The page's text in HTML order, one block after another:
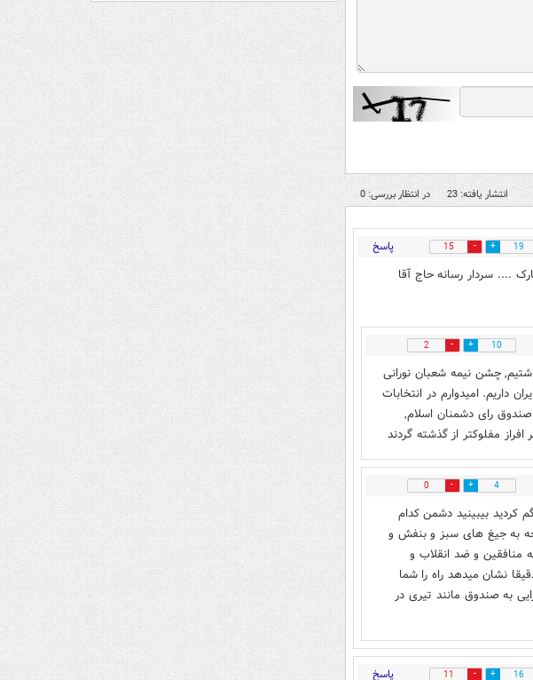
انتشار یافته: 23 در انتظار بررسی: 0
19
15 پاسخ
.... سردار رسانه حاج آقا
10
2
او ۲۲ بهمن با عزتی داشتیم, چشن نیمه شعبان نورانی
داریم. امیدوارم در انتخابات
رای دشمنان اسلام,
مفلوکتر از گذشته گردند
4
0
کردید بیبینید دشمن کدام
به جیغ های سبز و بنفش و
و ضد انقلاب و
نشان میدهد راه را شما
به صندوق مانند تیری در
16
11 پاسخ